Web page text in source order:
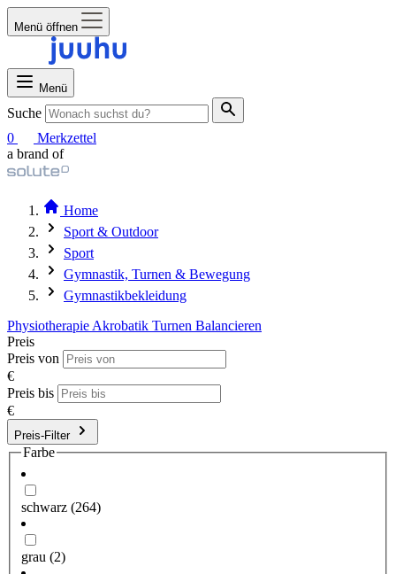
Menü öffnen
Menü
Suche
0
Merkzettel
a brand of
Home
Sport & Outdoor
Sport
Gymnastik, Turnen & Bewegung
Gymnastikbekleidung
Physiotherapie Akrobatik Turnen Balancieren
Preis
Preis von
€
Preis bis
€
Preis-Filter
Farbe
schwarz (264)
grau (2)